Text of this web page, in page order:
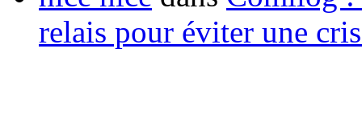
relais pour éviter une